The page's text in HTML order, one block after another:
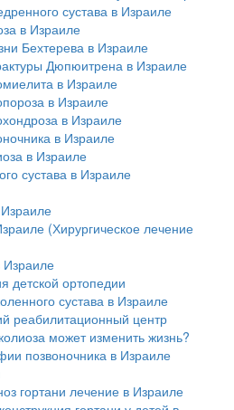
сустава в Израиле
в Израиле
Бехтерева в Израиле
Дюпюитрена в Израиле
в Израиле
в Израиле
в Израиле
в Израиле
в Израиле
сустава в Израиле
(Хирургическое лечение
Израиле
детской ортопедии
сустава в Израиле
реабилитационный центр
может изменить жизнь?
позвоночника в Израиле
гортани лечение в Израиле